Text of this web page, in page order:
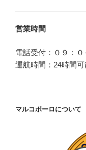
営業時間
電話受付：０９：０
運航時間：24時間可
マルコポーロについて